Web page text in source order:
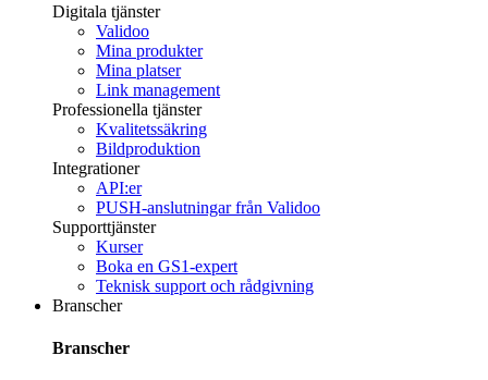
Digitala tjänster
Validoo
Mina produkter
Mina platser
Link management
Professionella tjänster
Kvalitetssäkring
Bildproduktion
Integrationer
API:er
PUSH-anslutningar från Validoo
Supporttjänster
Kurser
Boka en GS1-expert
Teknisk support och rådgivning
Branscher
Branscher